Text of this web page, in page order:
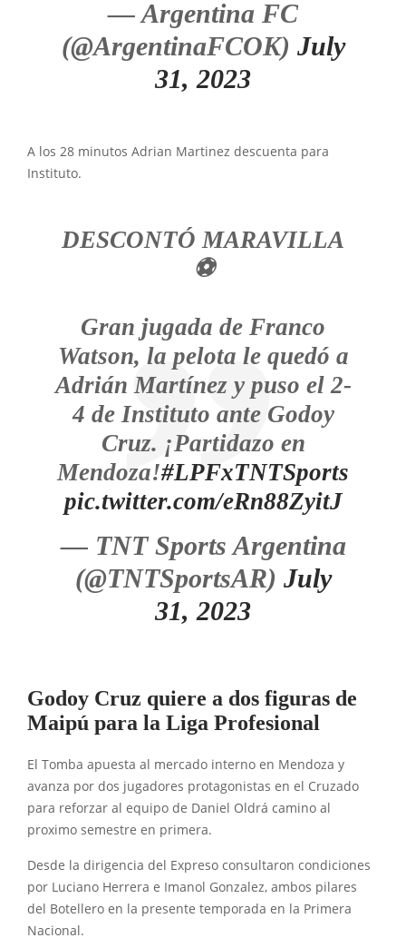
— Argentina FC
(@ArgentinaFCOK) July
31, 2023
A los 28 minutos Adrian Martinez descuenta para
Instituto.
DESCONTÓ MARAVILLA
⚽
Gran jugada de Franco
Watson, la pelota le quedó a
Adrián Martínez y puso el 2-
4 de Instituto ante Godoy
Cruz. ¡Partidazo en
Mendoza!#LPFxTNTSports
pic.twitter.com/eRn88ZyitJ
— TNT Sports Argentina
(@TNTSportsAR) July
31, 2023
Godoy Cruz quiere a dos figuras de
Maipú para la Liga Profesional
El Tomba apuesta al mercado interno en Mendoza y
avanza por dos jugadores protagonistas en el Cruzado
para reforzar al equipo de Daniel Oldrá camino al
proximo semestre en primera.
Desde la dirigencia del Expreso consultaron condiciones
por Luciano Herrera e Imanol Gonzalez, ambos pilares
del Botellero en la presente temporada en la Primera
Nacional.